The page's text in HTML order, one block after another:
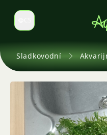
Select language
Sladkovodní